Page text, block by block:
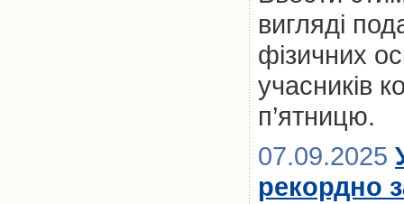
вигляді
фізичних
учасників
п’ятницю.
07.09.2025
рекордно